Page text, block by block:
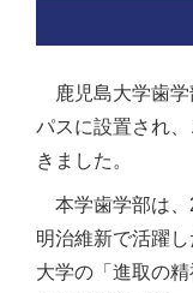
鹿児島大学歯学
パスに設置され
きました。
本学歯学部は、
明治維新で活躍
大学の「進取の